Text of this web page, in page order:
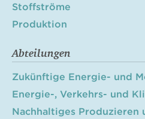
Stoffströme
Produktion
Abteilungen
Zukünftige Energie- und
Energie-, Verkehrs- und
Nachhaltiges Produzieren